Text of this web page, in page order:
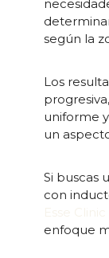
según la
Los
uniforme
un
Si buscas
con
enfoque